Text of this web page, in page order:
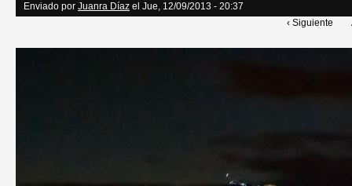
Enviado por Juanra Díaz el Jue, 12/09/2013 - 20:37
‹ Siguiente